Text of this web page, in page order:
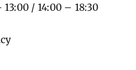
/ 14:00 – 18:30